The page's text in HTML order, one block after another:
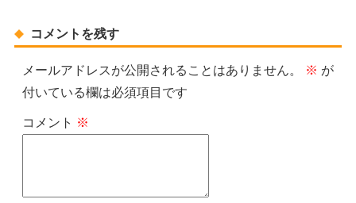
コメントを残す
メールアドレスが公開されることはありません。 ※ が
付いている欄は必須項目です
コメント ※